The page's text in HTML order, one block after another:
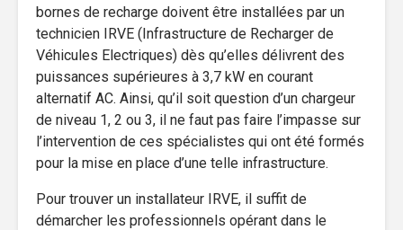
bornes de recharge doivent être installées par un
technicien IRVE (Infrastructure de Recharger de
Véhicules Electriques) dès qu’elles délivrent des
puissances supérieures à 3,7 kW en courant
alternatif AC. Ainsi, qu’il soit question d’un chargeur
de niveau 1, 2 ou 3, il ne faut pas faire l’impasse sur
l’intervention de ces spécialistes qui ont été formés
pour la mise en place d’une telle infrastructure.
Pour trouver un installateur IRVE, il suffit de
démarcher les professionnels opérant dans le